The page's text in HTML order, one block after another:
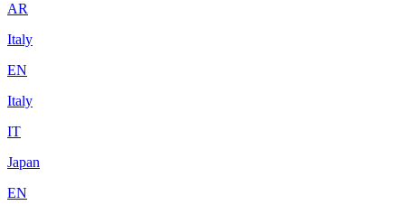
AR
Italy
EN
Italy
IT
Japan
EN